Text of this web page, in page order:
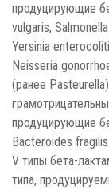
продуцирующие
vulgaris,
Yersinia
Neisseria
(ранее
продуцирующие
Bacteroides
V типы бета-
типа,